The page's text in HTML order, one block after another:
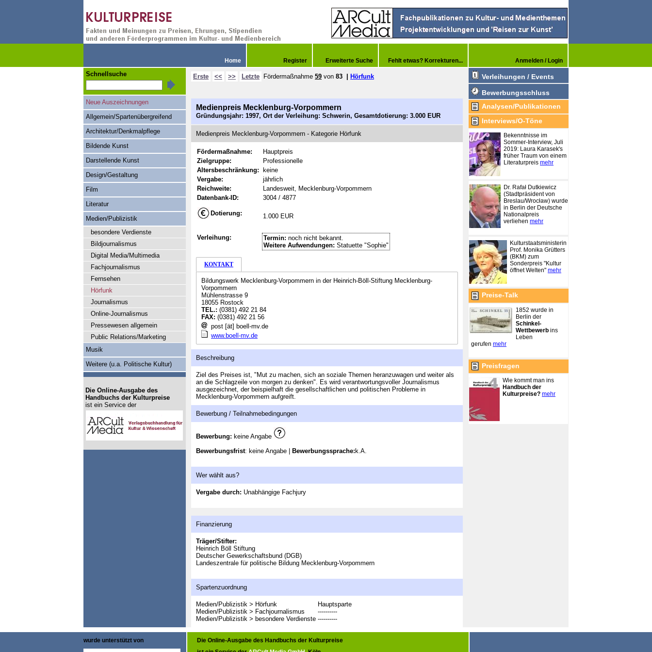
Home Register Erweiterte Suche Fehlt etwas? Korrekturen... Anmelden / Login
Erste << >> Letzte Fördermaßnahme 59 von 83 Hörfunk
Medienpreis Mecklenburg-Vorpommern
Gründungsjahr: 1997, Ort der Verleihung: Schwerin, Gesamtdotierung: 3.000 EUR
Medienpreis Mecklenburg-Vorpommern - Kategorie Hörfunk
Fördermaßnahme:
Hauptpreis
Zielgruppe:
Professionelle
Altersbeschränkung:
keine
Vergabe:
jährlich
Reichweite:
Landesweit, Mecklenburg-Vorpommern
Datenbank-ID:
3004 / 4877
Dotierung: 1.000 EUR
Verleihung: Termin: noch nicht bekannt.
Weitere Aufwendungen: Statuette "Sophie"
KONTAKT
Bildungswerk Mecklenburg-Vorpommern in der Heinrich-Böll-Stiftung Mecklenburg-
Vorpommern
Mühlenstrasse 9
18055 Rostock
TEL.: (0381) 492 21 84
FAX: (0381) 492 21 56
post [ät] boell-mv.de
www.boell-mv.de
Beschreibung
Ziel des Preises ist, "Mut zu machen, sich an soziale Themen heranzuwagen und weiter als
an die Schlagzeile von morgen zu denken". Es wird verantwortungsvoller Journalismus
ausgezeichnet, der beispielhaft die gesellschaftlichen und politischen Probleme in
Mecklenburg-Vorpommern aufgreift.
Bewerbung / Teilnahmebedingungen
Bewerbung: keine Angabe
Bewerbungsfrist: keine Angabe | Bewerbungssprache: k.A.
Wer wählt aus?
Vergabe durch: Unabhängige Fachjury
Finanzierung
Träger/Stifter:
Heinrich Böll Stiftung
Deutscher Gewerkschaftsbund (DGB)
Landeszentrale für politische Bildung Mecklenburg-Vorpommern
Spartenzuordnung
Medien/Publizistik > Hörfunk
Hauptsparte
Medien/Publizistik > Fachjournalismus
----------
Medien/Publizistik > besondere Verdienste ----------
Schnellsuche
Neue Auszeichnungen
Allgemein/Spartenübergreifend
Architektur/Denkmalpflege
Bildende Kunst
Darstellende Kunst
Design/Gestaltung
Film
Literatur
Medien/Publizistik
besondere Verdienste
Bildjournalismus
Digital Media/Multimedia
Fachjournalismus
Fernsehen
Hörfunk
Journalismus
Online-Journalismus
Pressewesen allgemein
Public Relations/Marketing
Musik
Weitere (u.a. Politische Kultur)
Die Online-Ausgabe des
Handbuchs der Kulturpreise
ist ein Service der
Verleihungen / Events
Bewerbungsschluss
Analysen/Publikationen
Interviews/O-Töne
Bekenntnisse im
Sommer-Interview, Juli
2019: Laura Karasek's
früher Traum von einem
Literaturpreis mehr
Dr. Rafał Dutkiewicz
(Stadtpräsident von
Breslau/Wrocław) wurde
in Berlin der Deutsche
Nationalpreis
verliehen mehr
Kulturstaatsministerin
Prof. Monika Grütters
(BKM) zum
Sonderpreis "Kultur
öffnet Welten" mehr
Preise-Talk
1852 wurde in
Berlin der
Schinkel-
Wettbewerb ins
Leben
gerufen mehr
Preisfragen
Wie kommt man ins
Handbuch der
Kulturpreise? mehr
wurde unterstützt von
Die Online-Ausgabe des Handbuchs der Kulturpreise